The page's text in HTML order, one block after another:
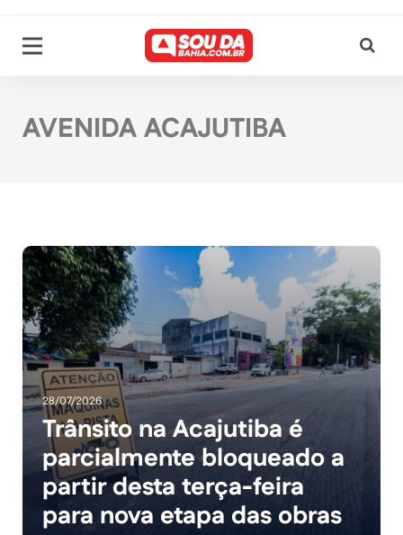
AVENIDA ACAJUTIBA
28/07/2026
Trânsito na Acajutiba é
parcialmente bloqueado a
partir desta terça-feira
para nova etapa das obras